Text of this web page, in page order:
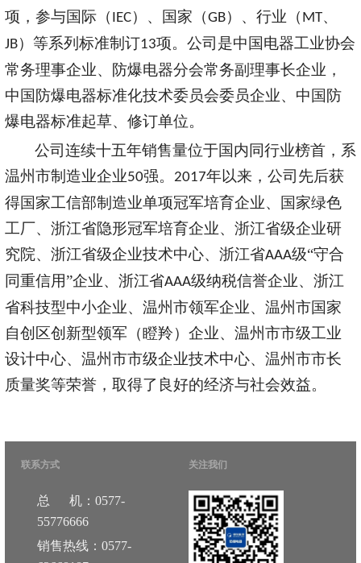
项，参与国际（ IEC）、国家（GB）、行业（ MT、
JB）等系列标准制订13项。 公司是中国电器工业协会
常务理事企业、 防爆电器分会常务副理事长企业，
中国防爆电器标准化技术委员会委员企业、中国防
爆电器标准起草、修订单位。
公司连续十五年销售量位于国内同行业榜首，系
温州市制造业企业50强。 2017年以来，公司先后获
得国家工信部制造业单项冠军培育企业、国家绿色
工厂、浙江省隐形冠军培育企业、浙江省级企业研
究院、浙江省级企业技术中心、浙江省AAA级“守合
同重信用”企业、浙江省AAA级纳税信誉企业、浙江
省科技型中小企业、温州市领军企业、温州市国家
自创区创新型领军（瞪羚）企业、温州市市级工业
设计中心、温州市市级企业技术中心、温州市市长
质量奖等荣誉，取得了良好的经济与社会效益。
联系方式
总 机：0577-
55776666
销售热线：0577-
关注我们